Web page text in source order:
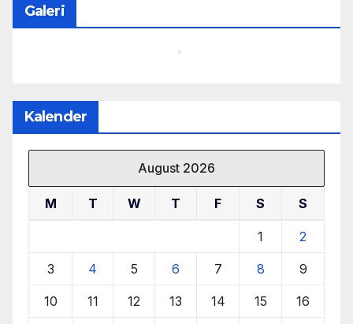
Galeri
Kalender
August 2026
M T W T F S S
1 2
3 4 5 6 7 8 9
10 11 12 13 14 15 16